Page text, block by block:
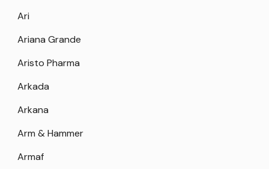
Ari
Ariana Grande
Aristo Pharma
Arkada
Arkana
Arm & Hammer
Armaf